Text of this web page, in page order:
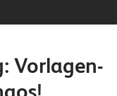
Vorlagen-